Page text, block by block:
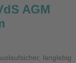
AGM
langlebig